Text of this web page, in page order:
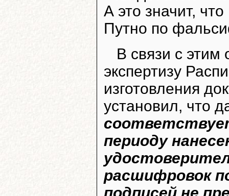
А это значит,
Путно по
В связи с
экспертизу
изготовления
установил, что
периоду
расшифровок
подписей не